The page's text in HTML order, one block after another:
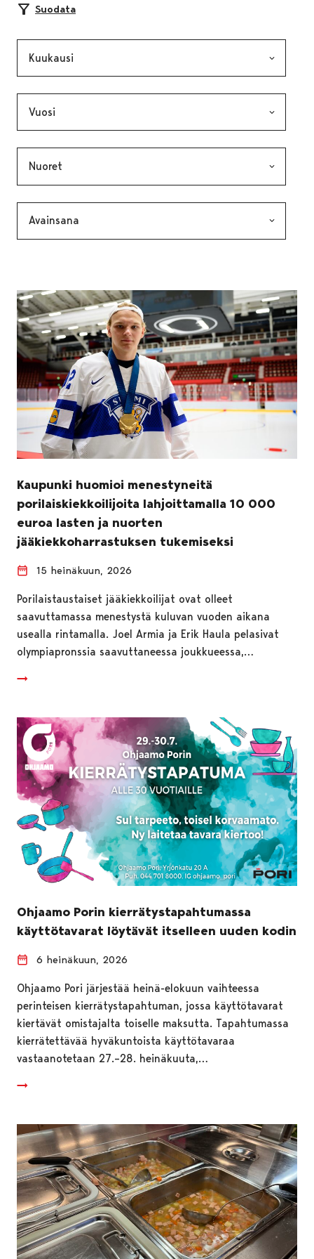
Suodata
Kaupunki huomioi menestyneitä
porilaiskiekkoilijoita lahjoittamalla 10 000
euroa lasten ja nuorten
jääkiekkoharrastuksen tukemiseksi
15 heinäkuun, 2026
Porilaistaustaiset jääkiekkoilijat ovat olleet
saavuttamassa menestystä kuluvan vuoden aikana
usealla rintamalla. Joel Armia ja Erik Haula pelasivat
olympiapronssia saavuttaneessa joukkueessa,…
Ohjaamo Porin kierrätystapahtumassa
käyttötavarat löytävät itselleen uuden kodin
6 heinäkuun, 2026
Ohjaamo Pori järjestää heinä-elokuun vaihteessa
perinteisen kierrätystapahtuman, jossa käyttötavarat
kiertävät omistajalta toiselle maksutta. Tapahtumassa
kierrätettävää hyväkuntoista käyttötavaraa
vastaanotetaan 27.–28. heinäkuuta,…